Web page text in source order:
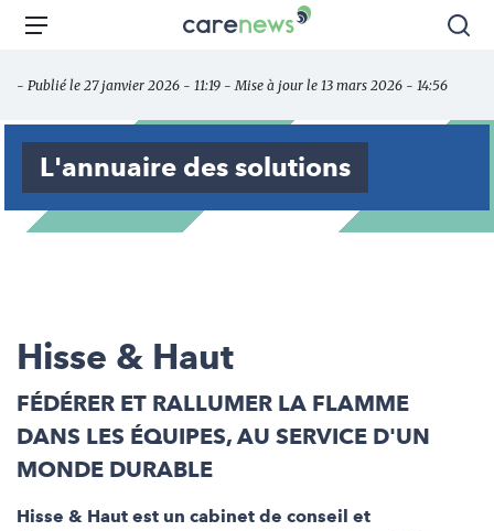
Aller
principal
Carenews,
des
acteurs
l'engagement
Menu
- Publié le 27 janvier 2026 - 11:19 - Mise à jour le 13 mars 2026 - 14:56
L'annuaire des solutions
Hisse & Haut
FÉDÉRER ET RALLUMER LA FLAMME
DANS LES ÉQUIPES, AU SERVICE D'UN
MONDE DURABLE
Hisse & Haut est un cabinet de conseil et